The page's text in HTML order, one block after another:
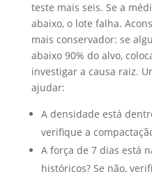
teste mais seis. Se a
abaixo, o lote falha.
mais conservador: se
abaixo 90% do alvo,
investigar a causa raiz.
ajudar:
A densidade está
verifique a
A força de 7 dias está
históricos? Se não,